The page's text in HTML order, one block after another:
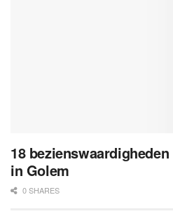
18
in Golem
0 SHARES